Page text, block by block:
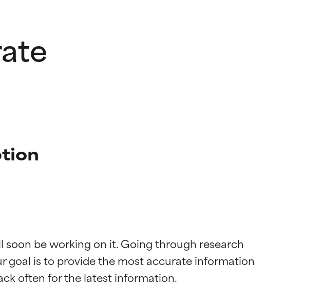
soon be working on it. Going through research
goal is to provide the most accurate information
attivo eccezionale per la maggior
attivo eccezionale per la maggior